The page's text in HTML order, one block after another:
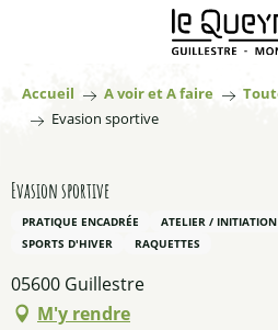
principal
Accueil A voir et A faire
Evasion sportive
Evasion sportive
PRATIQUE ENCADRÉE
ATELIER /
SPORTS D'HIVER
RAQUETTES
05600 Guillestre
M'y rendre